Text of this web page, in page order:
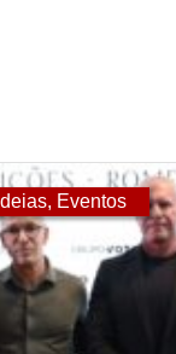
, Eventos